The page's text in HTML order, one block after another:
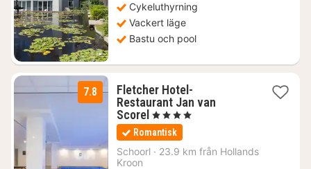
Cykeluthyrning
Vackert läge
Bastu och pool
7.8
Fletcher Hotel-
Restaurant Jan van
Scorel 1
natt
från
823
, 4 Stjärnor
Romantisk
Schoorl · 23.9 km från Hollands
Kroon